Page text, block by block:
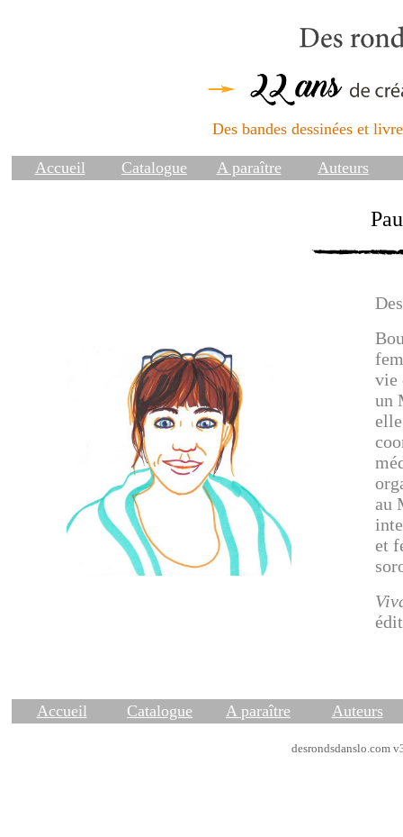
Des bandes dessinées et
Accueil Catalogue A paraître Auteurs
vie
un
au
et
Accueil Catalogue A paraître Auteurs
desrondsdanslo.com